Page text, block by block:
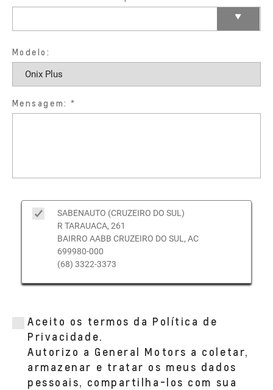
Modelo:
Mensagem:
SABENAUTO (CRUZEIRO DO SUL)
R TARAUACA, 261
BAIRRO AABB CRUZEIRO DO SUL, AC
699980-000
(68) 3322-3373
Aceito os termos da Política de
Privacidade.
Autorizo a General Motors a coletar,
armazenar e tratar os meus dados
pessoais, compartilha-los com sua